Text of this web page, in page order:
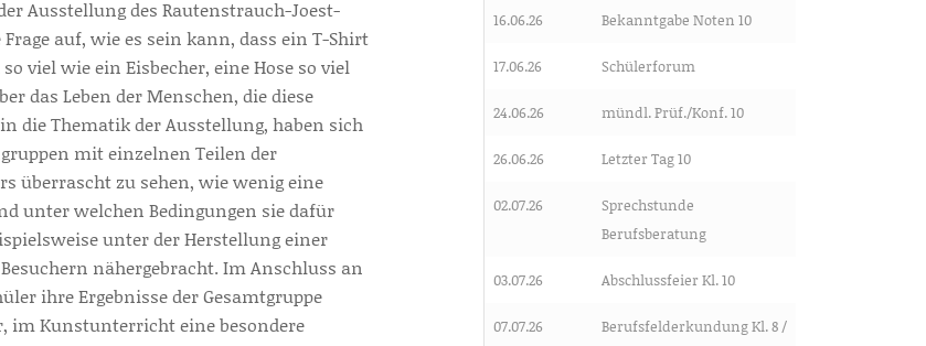
Ausstellung des Rautenstrauch-Joest-
auf,wie es sein kann, dass ein T-Shirt
viel wie ein Eisbecher, eine Hose so viel
das Leben der Menschen, die diese
die Thematik der Ausstellung, haben sich
mit einzelnen Teilen der
überrascht zu sehen, wie wenig eine
unter welchen Bedingungen sie dafür
unter der Herstellung einer
nähergebracht. Im Anschluss an
ihre Ergebnisse der Gesamtgruppe
im Kunstunterricht eine besondere
16.06.26 Bekanntgabe Noten 10
17.06.26 Schülerforum
24.06.26 mündl. Prüf./Konf. 10
26.06.26 Letzter Tag 10
02.07.26
Sprechstunde
Berufsberatung
03.07.26 Abschlussfeier Kl. 10
07.07.26
Berufsfelderkundung Kl. 8 /